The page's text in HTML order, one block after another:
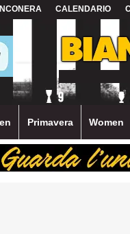
CALENDARIO
Primavera Women